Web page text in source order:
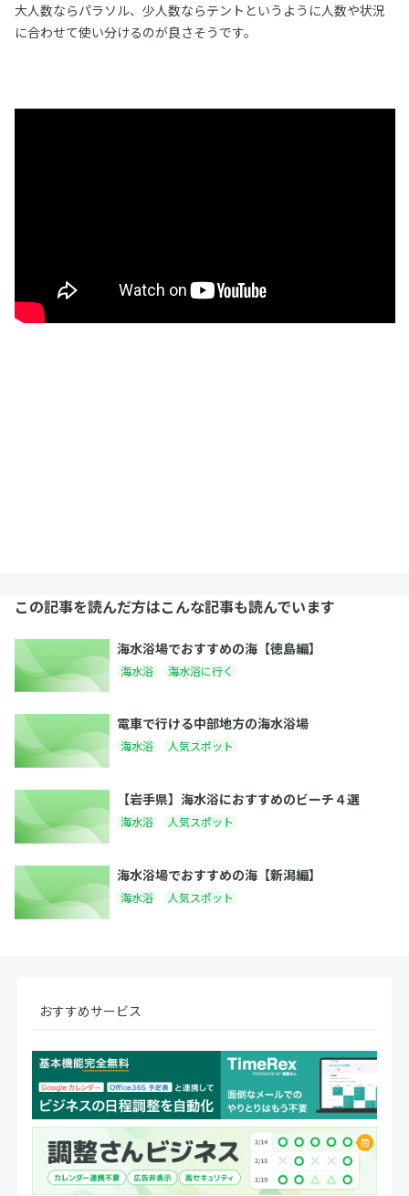
大人数ならパラソル、少人数ならテントというように人数や状況
に合わせて使い分けるのが良さそうです。
この記事を読んだ方はこんな記事も読んでいます
海水浴場でおすすめの海【徳島編】
海水浴 海水浴に行く
電車で行ける中部地方の海水浴場
海水浴 人気スポット
【岩手県】海水浴におすすめのビーチ４選
海水浴 人気スポット
海水浴場でおすすめの海【新潟編】
海水浴 人気スポット
おすすめサービス